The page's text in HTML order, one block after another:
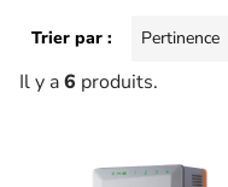
Il y a6 produits.
Trier par : Pertinence